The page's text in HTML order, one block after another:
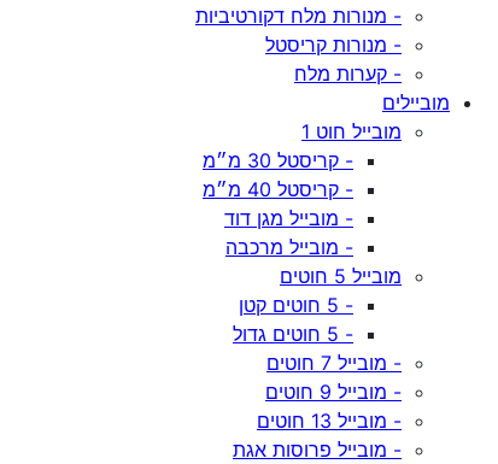
- מנורות מלח דקורטיביות
- מנורות קריסטל
- קערות מלח
מוביילים
מובייל חוט 1
- קריסטל 30 מ״מ
- קריסטל 40 מ״מ
- מובייל מגן דוד
- מובייל מרכבה
מובייל 5 חוטים
- 5 חוטים קטן
- 5 חוטים גדול
- מובייל 7 חוטים
- מובייל 9 חוטים
- מובייל 13 חוטים
- מובייל פרוסות אגת